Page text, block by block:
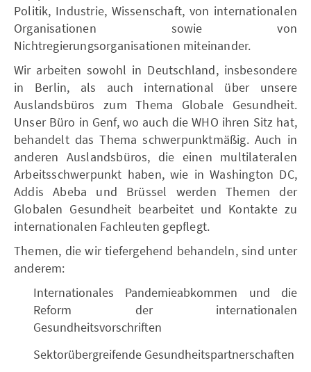
Politik, Industrie, Wissenschaft, von internationalen
Organisationen sowie von
Nichtregierungsorganisationen miteinander.
Wir arbeiten sowohl in Deutschland, insbesondere
in Berlin, als auch international über unsere
Auslandsbüros zum Thema Globale Gesundheit.
Unser Büro in Genf, wo auch die WHO ihren Sitz hat,
behandelt das Thema schwerpunktmäßig. Auch in
anderen Auslandsbüros, die einen multilateralen
Arbeitsschwerpunkt haben, wie in Washington DC,
Addis Abeba und Brüssel werden Themen der
Globalen Gesundheit bearbeitet und Kontakte zu
internationalen Fachleuten gepflegt.
Themen, die wir tiefergehend behandeln, sind unter
anderem:
Internationales Pandemieabkommen und die
Reform der internationalen
Gesundheitsvorschriften
Sektorübergreifende Gesundheitspartnerschaften